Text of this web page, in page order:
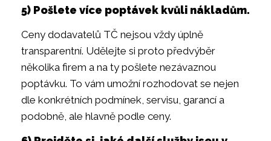
5) Pošlete více poptávek kvůli nákladům.
Ceny dodavatelů TČ nejsou vždy úplně
transparentní. Udělejte si proto předvýběr
několika firem a na ty pošlete nezávaznou
poptávku. To vám umožní rozhodovat se nejen
dle konkrétních podmínek, servisu, garancí a
podobně, ale hlavně podle ceny.